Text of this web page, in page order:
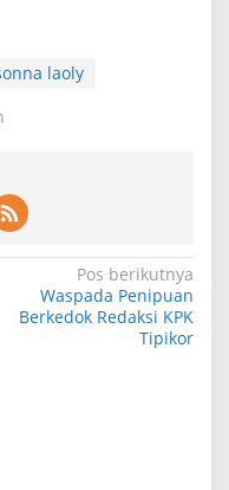
laoly
Pos berikutnya
Waspada Penipuan
Berkedok Redaksi KPK
Tipikor